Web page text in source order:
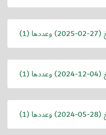
(
2025-02-27) وعددها (1)
(
2024-12-04) وعددها (1)
(
2024-05-28) وعددها (1)